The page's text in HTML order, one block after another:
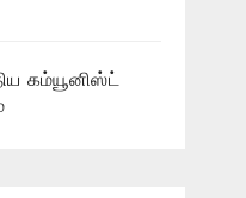
கம்யூனிஸ்ட்